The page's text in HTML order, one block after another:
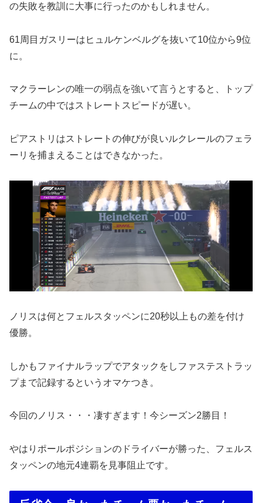
の失敗を教訓に大事に行ったのかもしれません。
61周目ガスリーはヒュルケンベルグを抜いて10位から9位
に。
マクラーレンの唯一の弱点を強いて言うとすると、トップ
チームの中ではストレートスピードが遅い。
ピアストリはストレートの伸びが良いルクレールのフェラ
ーリを捕まえることはできなかった。
ノリスは何とフェルスタッペンに20秒以上もの差を付け
優勝。
しかもファイナルラップでアタックをしファステストラッ
プまで記録するというオマケつき。
今回のノリス・・・凄すぎます！今シーズン2勝目！
やはりポールポジションのドライバーが勝った、フェルス
タッペンの地元4連覇を見事阻止です。